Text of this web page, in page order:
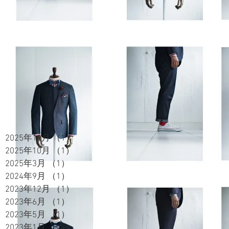
2025年12月 （1）1件の記事
2025年10月
（1）
2025年3月
（1）
1件の記事
2024年9月
（1）
2023年12月 （1）1件の記事
2023年6月
（1）
2023年5月
（1）